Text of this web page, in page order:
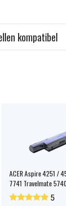
kompatibel
ACER Aspire 4251 /
7741 Travelmate
5